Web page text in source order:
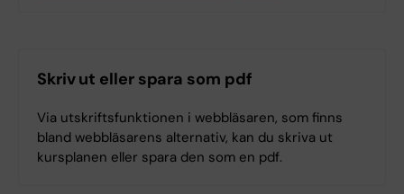
Skriv ut eller spara som pdf
Via utskriftsfunktionen i webbläsaren, som finns
bland webbläsarens alternativ, kan du skriva ut
kursplanen eller spara den som en pdf.